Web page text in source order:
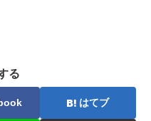
る
はてブ